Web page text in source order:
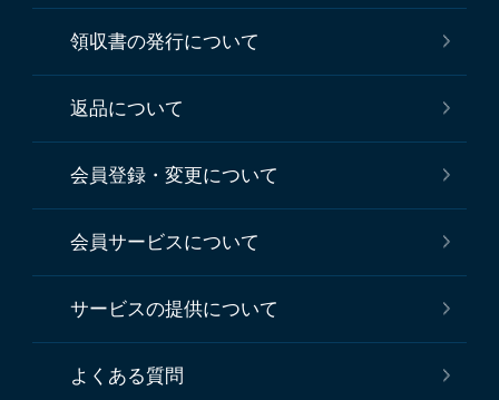
領収書の発行について
返品について
会員登録・変更について
会員サービスについて
サービスの提供について
よくある質問